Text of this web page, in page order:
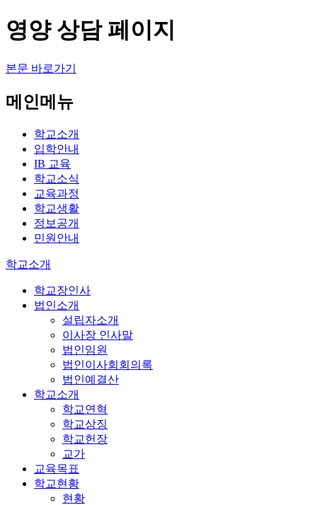
영양 상담 페이지
본문 바로가기
메인메뉴
학교소개
입학안내
IB 교육
학교소식
교육과정
학교생활
정보공개
민원안내
학교소개
학교장인사
법인소개
설립자소개
이사장 인사말
법인임원
법인이사회회의록
법인예결산
학교소개
학교연혁
학교상징
학교헌장
교가
교육목표
학교현황
현황